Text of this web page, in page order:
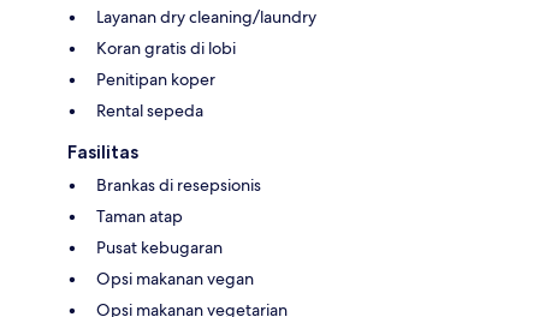
Layanan dry cleaning/laundry
Koran gratis di lobi
Penitipan koper
Rental sepeda
Fasilitas
Brankas di resepsionis
Taman atap
Pusat kebugaran
Opsi makanan vegan
Opsi makanan vegetarian